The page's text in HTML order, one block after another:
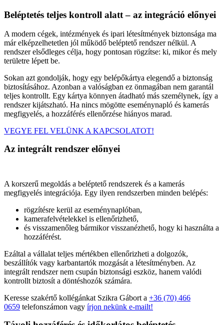
Beléptetés teljes kontroll alatt – az integráció előnyei
A modern cégek, intézmények és ipari létesítmények biztonsága ma
már elképzelhetetlen jól működő beléptető rendszer nélkül. A
rendszer elsődleges célja, hogy pontosan rögzítse: ki, mikor és mely
területre lépett be.
Sokan azt gondolják, hogy egy belépőkártya elegendő a biztonság
biztosításához. Azonban a valóságban ez önmagában nem garantál
teljes kontrollt. Egy kártya könnyen átadható más személynek, így a
rendszer kijátszható. Ha nincs mögötte eseménynapló és kamerás
megfigyelés, a hozzáférés ellenőrzése hiányos marad.
VEGYE FEL VELÜNK A KAPCSOLATOT!
Az integrált rendszer előnyei
A korszerű megoldás a beléptető rendszerek és a kamerás
megfigyelés integrációja. Egy ilyen rendszerben minden belépés:
rögzítésre kerül az eseménynaplóban,
kamerafelvételekkel is ellenőrizhető,
és visszamenőleg bármikor visszanézhető, hogy ki használta a
hozzáférést.
Ezáltal a vállalat teljes mértékben ellenőrizheti a dolgozók,
beszállítók vagy karbantartók mozgását a létesítményben. Az
integrált rendszer nem csupán biztonsági eszköz, hanem valódi
kontrollt biztosít a döntéshozók számára.
Keresse szakértő kollégánkat Szikra Gábort a +36 (70) 466
0659 telefonszámon vagy írjon nekünk e-mailt!